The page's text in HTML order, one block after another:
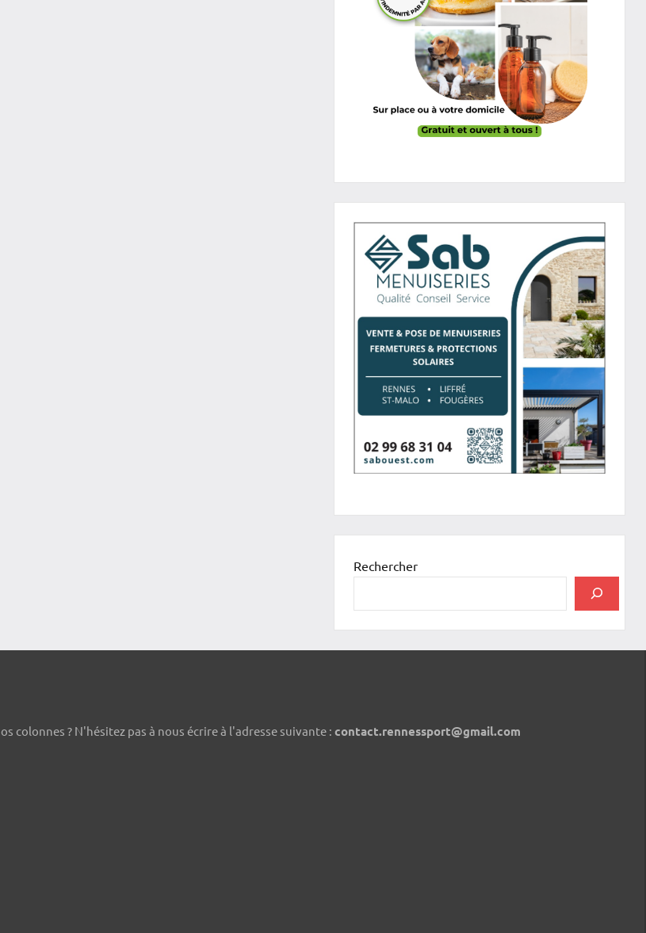
Rechercher
colonnes ? N'hésitez pas à nous écrire à l'adresse suivante : contact.rennessport@gmail.com